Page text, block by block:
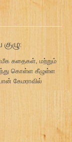
கதைகள், மற்றும்
கொள்ள கீழுள்ள
கேமராவில்